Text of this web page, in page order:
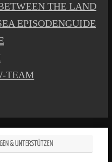
THE LAND
EPISODENGUIDE
TEAM